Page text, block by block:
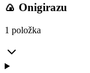
🍙 Onigirazu
1 položka